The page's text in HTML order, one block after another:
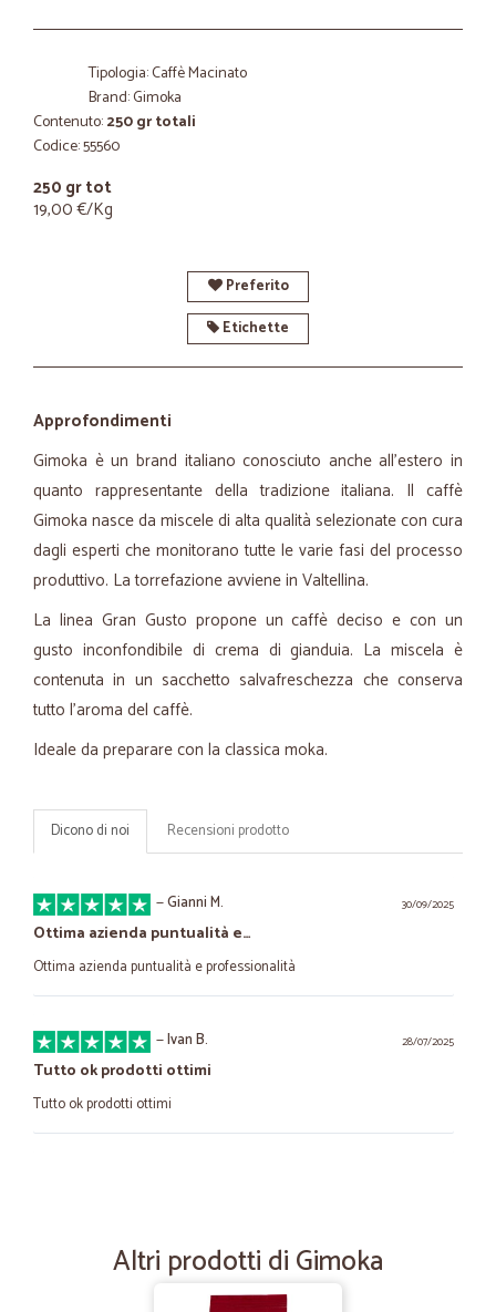
Tipologia: Caffè Macinato
Brand: Gimoka
Contenuto:250 gr totali
Codice: 55560
250 gr tot
19,00 €/Kg
Preferito
Etichette
Approfondimenti
Gimoka è un brand italiano conosciuto anche all'estero in
quanto rappresentante della tradizione italiana. Il caffè
Gimoka nasce da miscele di alta qualità selezionate con cura
dagli esperti che monitorano tutte le varie fasi del processo
produttivo. La torrefazione avviene in Valtellina.
La linea Gran Gusto propone un caffè deciso e con un
gusto inconfondibile di crema di gianduia. La miscela è
contenuta in un sacchetto salvafreschezza che conserva
tutto l'aroma del caffè.
Ideale da preparare con la classica moka.
Dicono di noi Recensioni prodotto
30/09/2025
—Gianni M.
Ottima azienda puntualità e…
Ottima azienda puntualità e professionalità
28/07/2025
—Ivan B.
Tutto ok prodotti ottimi
Tutto ok prodotti ottimi
Altri prodotti di Gimoka